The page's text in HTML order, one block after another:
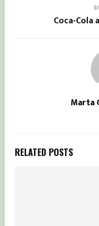
Coca-Cola
Marta
RELATED POSTS